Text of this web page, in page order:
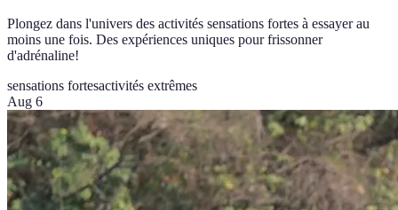
Plongez dans l'univers des activités sensations fortes à essayer au
moins une fois. Des expériences uniques pour frissonner
d'adrénaline!
sensations fortesactivités extrêmes
Aug 6